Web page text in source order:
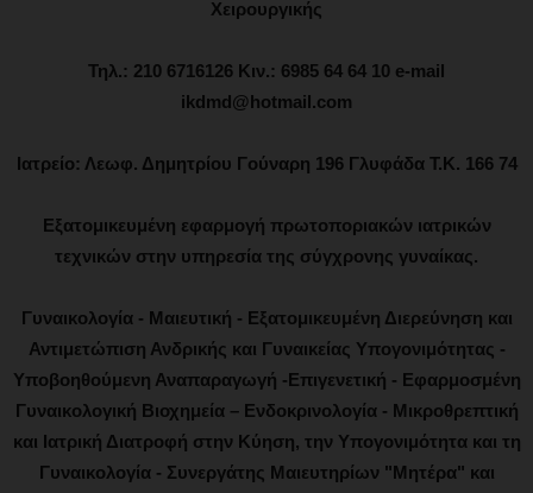
Χειρουργικής
Τηλ.: 210 6716126 Κιν.: 6985 64 64 10 e-mail
ikdmd@hotmail.com
Ιατρείο: Λεωφ. Δημητρίου Γούναρη 196 Γλυφάδα Τ.Κ. 166 74
Εξατομικευμένη εφαρμογή πρωτοποριακών ιατρικών
τεχνικών στην υπηρεσία της σύγχρονης γυναίκας.
Γυναικολογία - Μαιευτική - Εξατομικευμένη Διερεύνηση και
Αντιμετώπιση Ανδρικής και Γυναικείας Υπογονιμότητας -
Υποβοηθούμενη Αναπαραγωγή -Επιγενετική - Εφαρμοσμένη
Γυναικολογική Βιοχημεία – Ενδοκρινολογία - Μικροθρεπτική
και Ιατρική Διατροφή στην Κύηση, την Υπογονιμότητα και τη
Γυναικολογία - Συνεργάτης Μαιευτηρίων "Μητέρα" και